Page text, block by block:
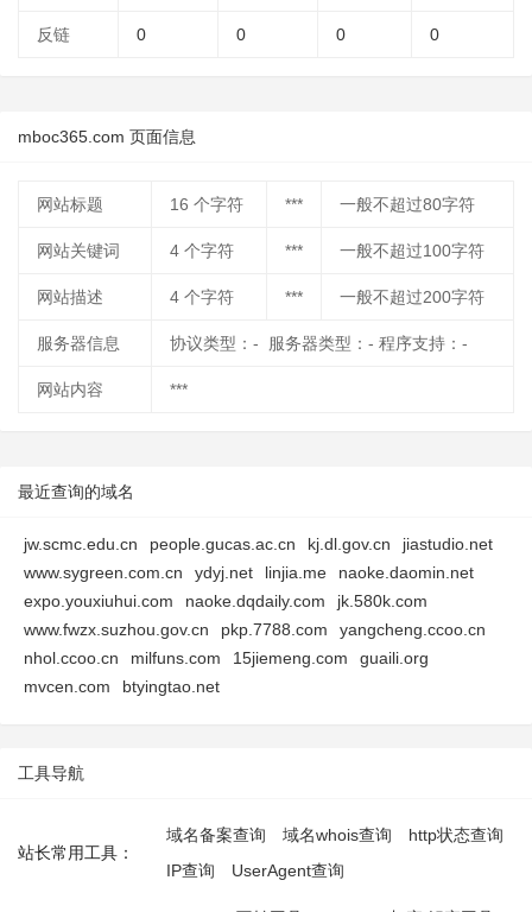
反链 0 0 0 0
mboc365.com 页面信息
网站标题 16 个字符 *** 一般不超过80字符
网站关键词 4 个字符 *** 一般不超过100字符
网站描述 4 个字符 *** 一般不超过200字符
服务器信息 协议类型：- 服务器类型：- 程序支持：-
网站内容 ***
最近查询的域名
jw.scmc.edu.cn people.gucas.ac.cn kj.dl.gov.cn
jiastudio.net
www.sygreen.com.cn
ydyj.net linjia.me
naoke.daomin.net
expo.youxiuhui.com
naoke.dqdaily.com
jk.580k.com
www.fwzx.suzhou.gov.cn
pkp.7788.com
yangcheng.ccoo.cn
nhol.ccoo.cn
milfuns.com 15jiemeng.com
guaili.org
mvcen.com
btyingtao.net
工具导航
站长常用工具：
域名备案查询 域名whois查询
http状态查询
IP查询
UserAgent查询